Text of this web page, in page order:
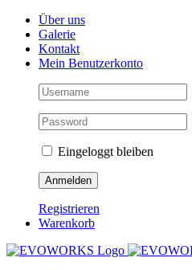
Skip
content
Facebook
Instagram
YouTubeÜber uns
Galerie
Kontakt
Mein Benutzerkonto
Eingeloggt bleiben
Registrieren
Warenkorb